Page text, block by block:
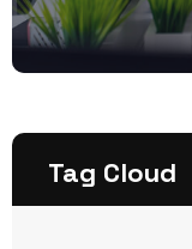
Tag Cloud